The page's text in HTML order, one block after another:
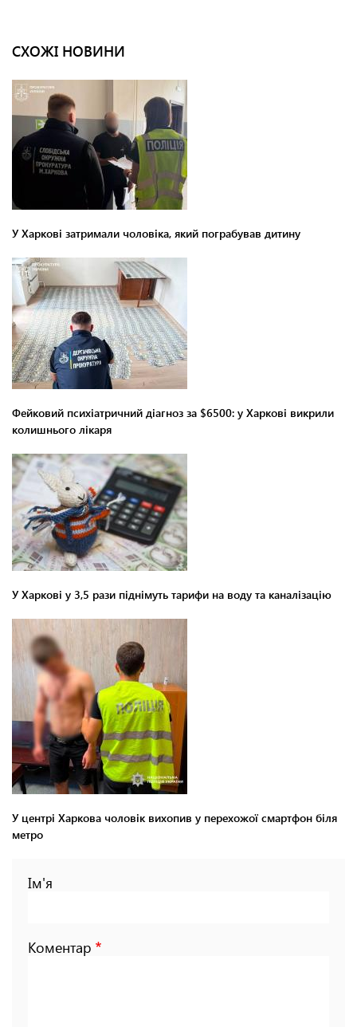
СХОЖІ НОВИНИ
У Харкові затримали чоловіка, який пограбував дитину
Фейковий психіатричний діагноз за $6500: у Харкові викрили
колишнього лікаря
У Харкові у 3,5 рази піднімуть тарифи на воду та каналізацію
У центрі Харкова чоловік вихопив у перехожої смартфон біля
метро
Ім'я
Коментар